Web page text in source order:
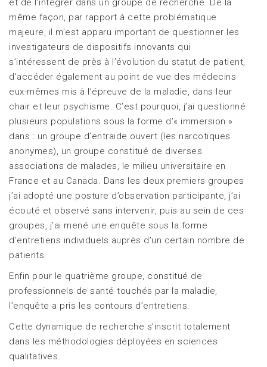
et de l’intégrer dans un groupe de recherche. De la
même façon, par rapport à cette problématique
majeure, il m’est apparu important de questionner les
investigateurs de dispositifs innovants qui
s’intéressent de près à l’évolution du statut de patient,
d’accéder également au point de vue des médecins
eux-mêmes mis à l’épreuve de la maladie, dans leur
chair et leur psychisme. C’est pourquoi, j’ai questionné
plusieurs populations sous la forme d’« immersion »
dans : un groupe d’entraide ouvert (les narcotiques
anonymes), un groupe constitué de diverses
associations de malades, le milieu universitaire en
France et au Canada. Dans les deux premiers groupes
j’ai adopté une posture d’observation participante, j’ai
écouté et observé sans intervenir, puis au sein de ces
groupes, j’ai mené une enquête sous la forme
d’entretiens individuels auprès d’un certain nombre de
patients.
Enfin pour le quatrième groupe, constitué de
professionnels de santé touchés par la maladie,
l’enquête a pris les contours d’entretiens.
Cette dynamique de recherche s’inscrit totalement
dans les méthodologies déployées en sciences
qualitatives.